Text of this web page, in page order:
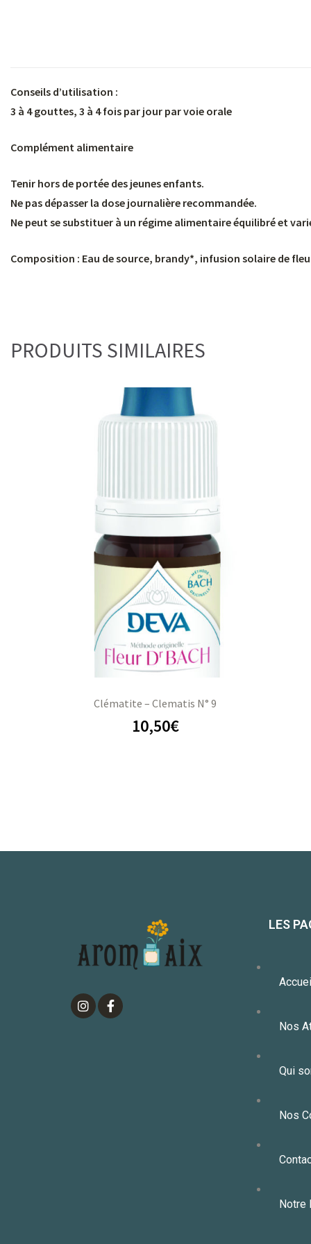
Conseils d’utilisation :
3 à 4 gouttes, 3 à 4 fois par jour par voie orale
Complément alimentaire
Tenir hors de portée des jeunes enfants.
Ne pas dépasser la dose journalière recommandée.
Ne peut se substituer à un régime alimentaire équilibré et
Composition : Eau de source, brandy*, infusion solaire de
PRODUITS SIMILAIRES
Clématite – Clematis N° 9
10,50€
LES
Nos
Qui
Nos
Notre